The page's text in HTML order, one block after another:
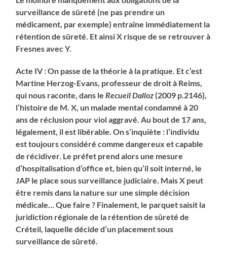
surveillance de sûreté (ne pas prendre un
médicament, par exemple) entraîne immédiatement la
rétention de sûreté. Et ainsi X risque de se retrouver à
Fresnes avec Y.
Acte IV : On passe de la théorie à la pratique. Et c’est
Martine Herzog-Evans, professeur de droit à Reims,
qui nous raconte, dans le Recueil Dalloz(2009 p.2146),
l’histoire de M. X, un malade mental condamné à 20
ans de réclusion pour viol aggravé. Au bout de 17 ans,
légalement, il est libérable. On s’inquiète : l’individu
est toujours considéré comme dangereux et capable
de récidiver. Le préfet prend alors une mesure
d’hospitalisation d’office et, bien qu’il soit interné, le
JAP le place sous surveillance judiciaire. Mais X peut
être remis dans la nature sur une simple décision
médicale… Que faire ? Finalement, le parquet saisit la
juridiction régionale de la rétention de sûreté de
Créteil, laquelle décide d’un placement sous
surveillance de sûreté.